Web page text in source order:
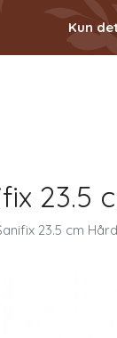
Kun
23.5
23.5 cm